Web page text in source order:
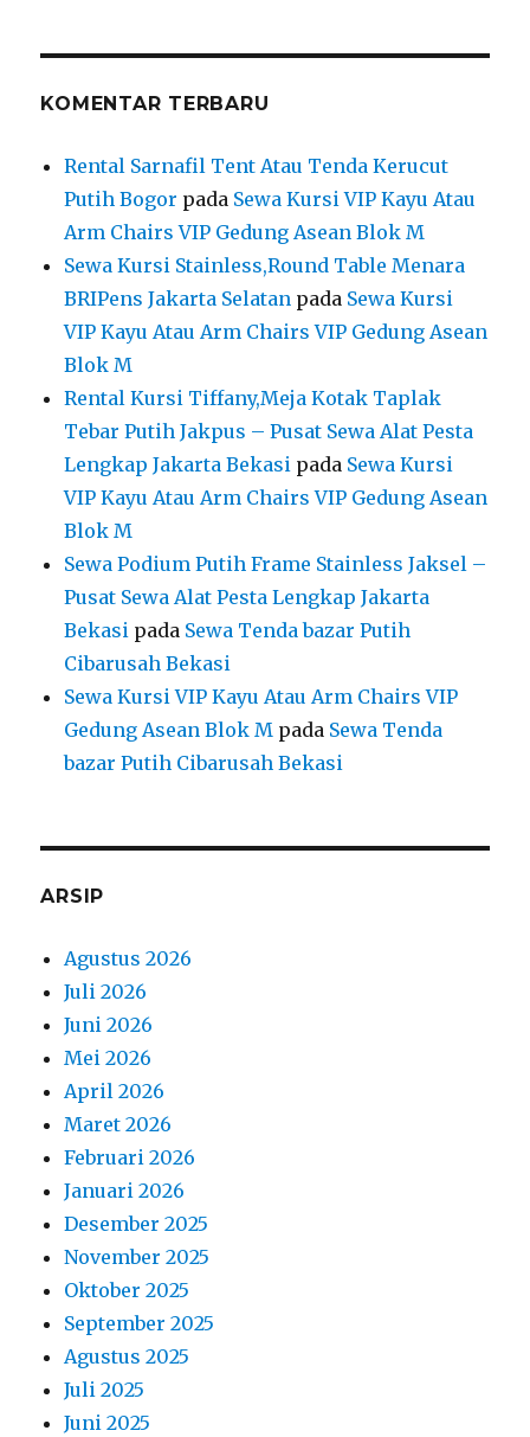
KOMENTAR TERBARU
Rental Sarnafil Tent Atau Tenda Kerucut
Putih Bogor pada Sewa Kursi VIP Kayu Atau
Arm Chairs VIP Gedung Asean Blok M
Sewa Kursi Stainless,Round Table Menara
BRIPens Jakarta Selatan pada Sewa Kursi
VIP Kayu Atau Arm Chairs VIP Gedung Asean
Blok M
Rental Kursi Tiffany,Meja Kotak Taplak
Tebar Putih Jakpus – Pusat Sewa Alat Pesta
Lengkap Jakarta Bekasi pada Sewa Kursi
VIP Kayu Atau Arm Chairs VIP Gedung Asean
Blok M
Sewa Podium Putih Frame Stainless Jaksel –
Pusat Sewa Alat Pesta Lengkap Jakarta
Bekasi pada Sewa Tenda bazar Putih
Cibarusah Bekasi
Sewa Kursi VIP Kayu Atau Arm Chairs VIP
Gedung Asean Blok M pada Sewa Tenda
bazar Putih Cibarusah Bekasi
ARSIP
Agustus 2026
Juli 2026
Juni 2026
Mei 2026
April 2026
Maret 2026
Februari 2026
Januari 2026
Desember 2025
November 2025
Oktober 2025
September 2025
Agustus 2025
Juli 2025
Juni 2025